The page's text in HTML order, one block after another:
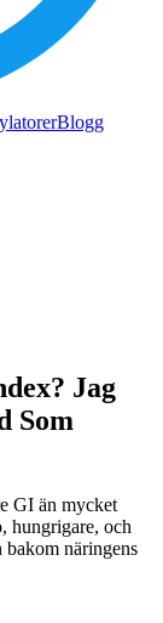
Blogg
Jag
Som
GI än mycket
hungrigare, och
bakom näringens